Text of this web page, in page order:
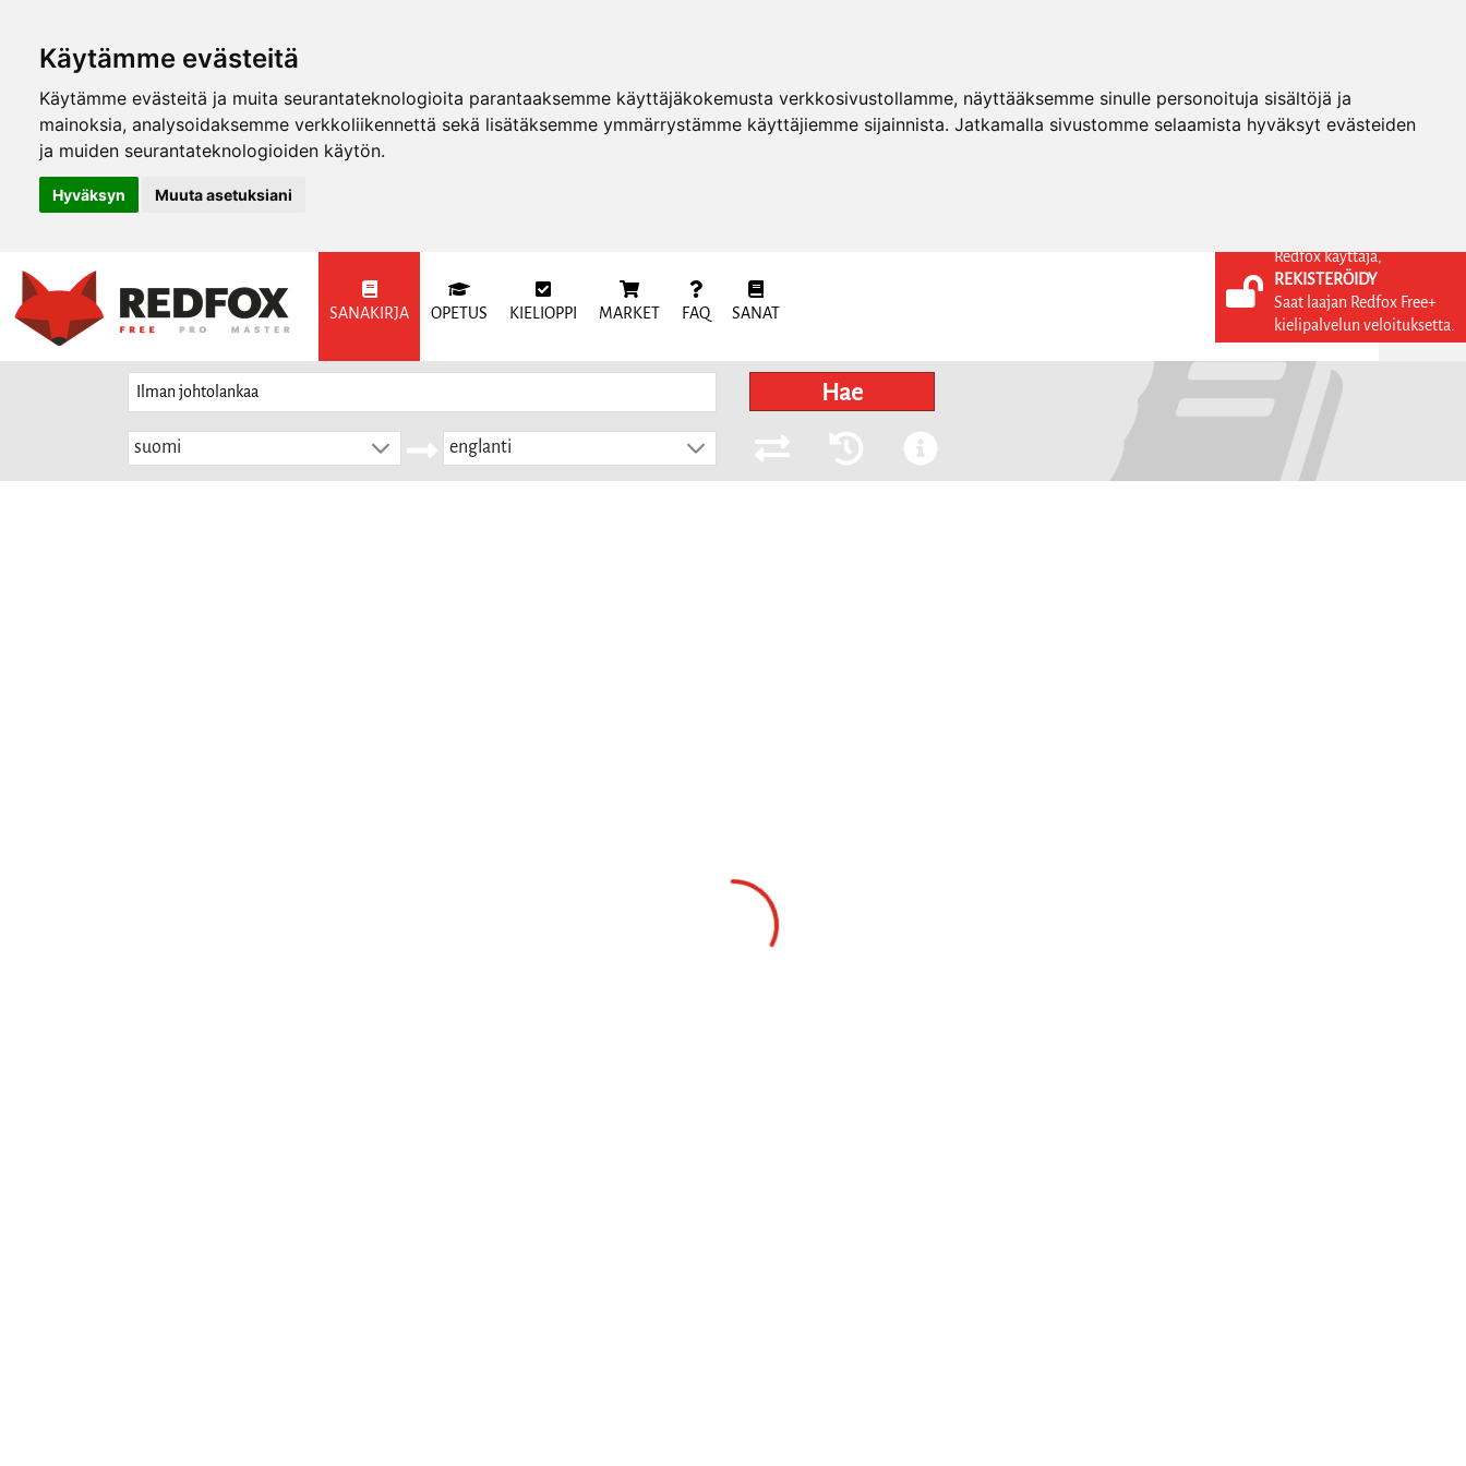
Käytämme evästeitä
Käytämme evästeitä ja muita seurantateknologioita parantaaksemme käyttäjäkokemusta verkkosivustollamme, näyttääksemme sinulle personoituja sisältöjä ja
mainoksia, analysoidaksemme verkkoliikennettä sekä lisätäksemme ymmärrystämme käyttäjiemme sijainnista. Jatkamalla sivustomme selaamista hyväksyt evästeiden
ja muiden seurantateknologioiden käytön.
Hyväksyn Muuta asetuksiani
SANAKIRJA OPETUS KIELIOPPI MARKET FAQ SANAT
KIRJAUDU SISÄÄN
REKISTERÖIDY
FI
Hae
suomi englanti
Redfox käyttäjä,
REKISTERÖIDY
Saat laajan Redfox Free+
kielipalvelun veloituksetta.